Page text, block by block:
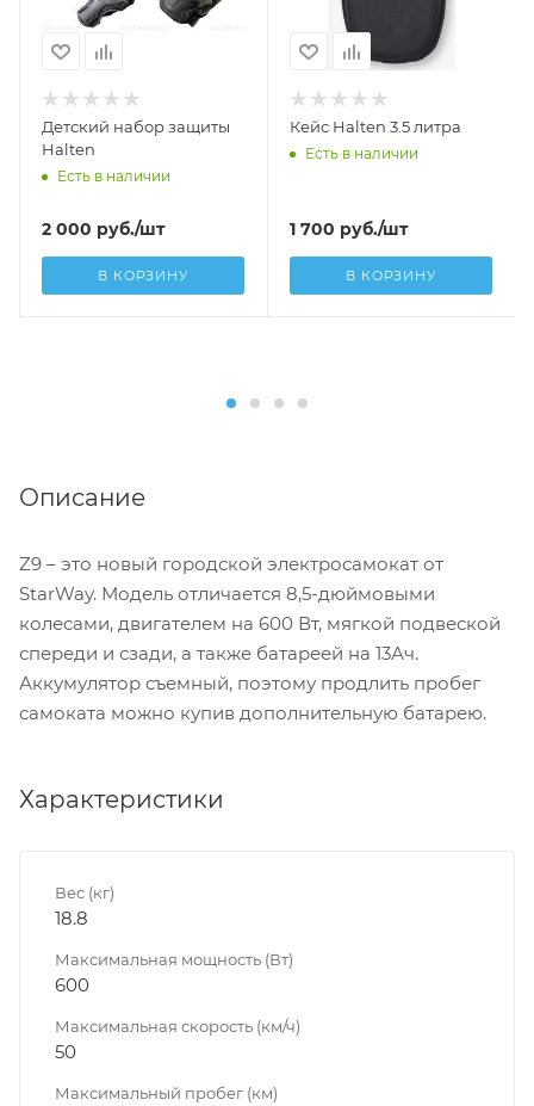
Детский набор защиты
Halten
Есть в наличии
2 000 руб./шт
В КОРЗИНУ
Кейс Halten 3.5 литра
Есть в наличии
1 700 руб./шт
В КОРЗИНУ
Описание
Z9 – это новый городской электросамокат от
StarWay. Модель отличается 8,5-дюймовыми
колесами, двигателем на 600 Вт, мягкой подвеской
спереди и сзади, а также батареей на 13Ач.
Аккумулятор съемный, поэтому продлить пробег
самоката можно купив дополнительную батарею.
Характеристики
Вес (кг)
18.8
Максимальная мощность (Вт)
600
Максимальная скорость (км/ч)
50
Максимальный пробег (км)